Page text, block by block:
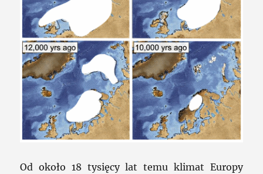
Od około 18 tysięcy lat temu klimat Europy